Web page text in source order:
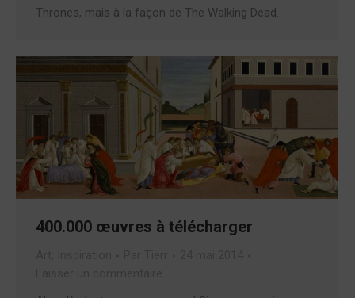
Thrones, mais à la façon de The Walking Dead.
400.000 œuvres à télécharger